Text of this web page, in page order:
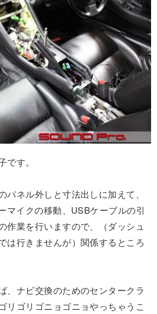
す。
パネル外しと寸法出しに加えて、
マイクの移動、USBケーブルの引
作業を行いますので、（ダッシュ
は行きませんが）関係するところ
、ナビ交換のためのセンタークラ
リゴリゴニョゴニョやっちゃうこ